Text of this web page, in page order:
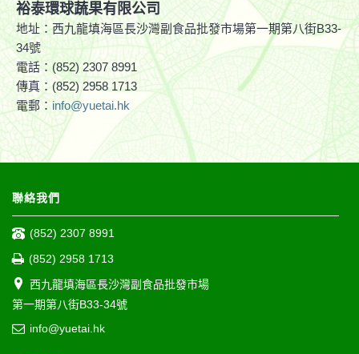
裕泰環球蔬果有限公司
地址：西九龍填海區長沙灣副食品批發市場第一期第八街B33-
34號
電話：(852) 2307 8991
傳真：(852) 2958 1713
電郵：info@yuetai.hk
聯絡我們
(852) 2307 8991
(852) 2958 1713
西九龍填海區長沙灣副食品批發市場
第一期第八街B33-34號
info@yuetai.hk